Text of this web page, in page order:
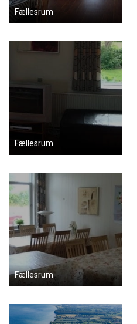
Fællesrum
Fællesrum
Fællesrum